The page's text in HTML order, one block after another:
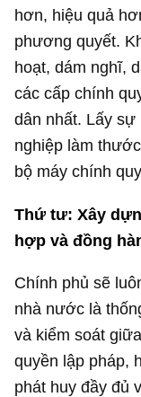
hơn, hiệu quả
phương quyết.
hoạt, dám nghĩ,
các cấp chính
dân nhất. Lấy
nghiệp làm
bộ máy chính
Thứ tư: Xây
hợp và đồng
Chính phủ sẽ
nhà nước là
và kiểm soát
quyền lập pháp,
phát huy đầy đủ